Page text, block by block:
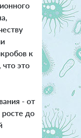
к
это
- от
до